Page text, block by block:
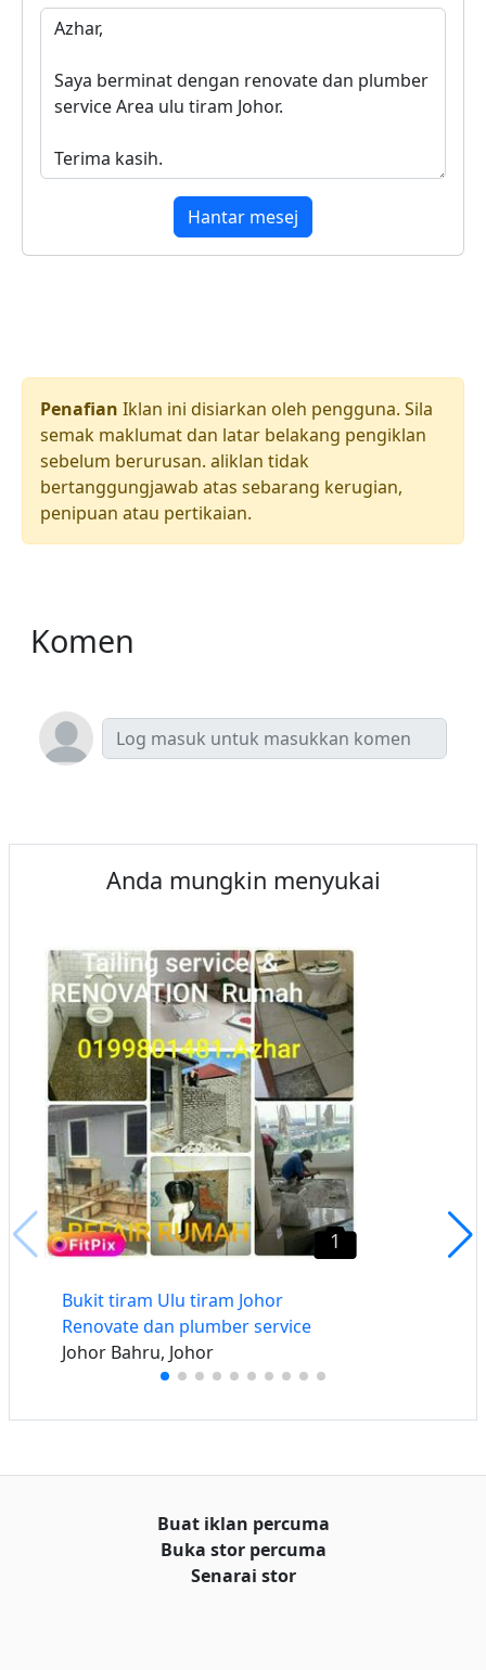
Hantar mesej
Penafian Iklan ini disiarkan oleh pengguna. Sila
semak maklumat dan latar belakang pengiklan
sebelum berurusan. aliklan tidak
bertanggungjawab atas sebarang kerugian,
penipuan atau pertikaian.
Komen
Anda mungkin menyukai
1
Bukit tiram Ulu tiram Johor
Renovate dan plumber service
Johor Bahru, Johor
Buat iklan percuma
Buka stor percuma
Senarai stor